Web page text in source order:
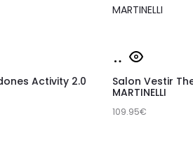
Activity 2.0
Seleccionar
opciones
Este
tiene
múltiples
Salon Vestir
MARTINELLI
109.95€